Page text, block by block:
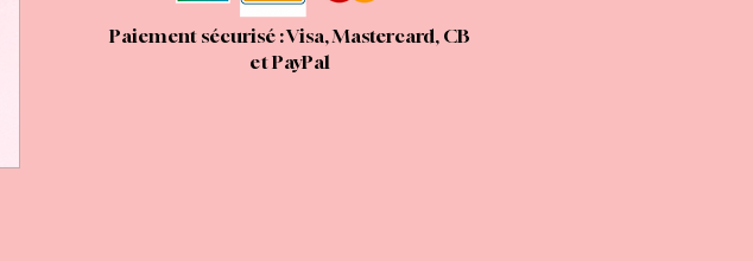
Paiement sécurisé : Visa, Mastercard, CB
et PayPal